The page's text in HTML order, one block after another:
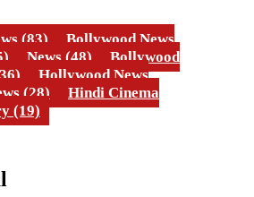
(83)
Bollywood News
News (48)
Bollywood
Hollywood News
(28)
Hindi Cinema
(19)